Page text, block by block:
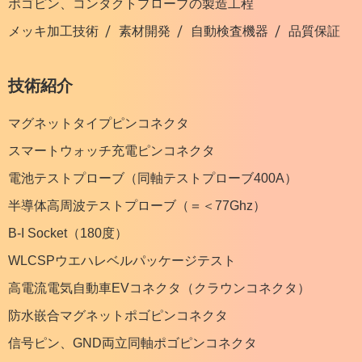
ポゴピン、コンタクトプローブの製造工程
メッキ加工技術
素材開発 自動検査機器 品質保証
技術紹介
マグネットタイプピンコネクタ
スマートウォッチ充電ピンコネクタ
電池テストプローブ（同軸テストプローブ400A）
半導体高周波テストプローブ（＝＜77Ghz）
B-I Socket（180度）
WLCSPウエハレベルパッケージテスト
高電流電気自動車EVコネクタ（クラウンコネクタ）
防水嵌合マグネットポゴピンコネクタ
信号ピン、GND両立同軸ポゴピンコネクタ